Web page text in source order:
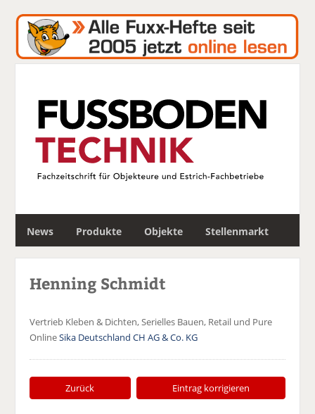
News Produkte Objekte Stellenmarkt
c
Henning Schmidt
Vertrieb Kleben & Dichten, Serielles Bauen, Retail und Pure
OnlineSika Deutschland CH AG & Co. KG
Zurück Eintrag korrigieren